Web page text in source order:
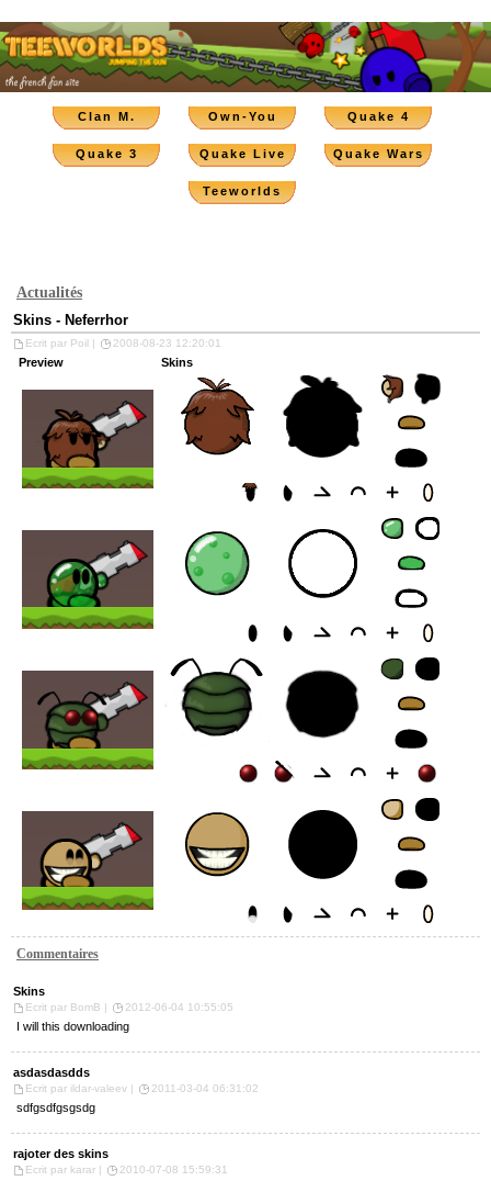
Clan M. Own-You Quake 4
Quake 3 Quake Live Quake Wars
Teeworlds
Actualités
Skins - Neferrhor
Ecrit par Poil | 2008-08-23 12:20:01
Preview Skins
Commentaires
Skins
Ecrit par BomB | 2012-06-04 10:55:05
I will this downloading
asdasdasdds
Ecrit par ildar-valeev | 2011-03-04 06:31:02
sdfgsdfgsgsdg
rajoter des skins
Ecrit par karar | 2010-07-08 15:59:31